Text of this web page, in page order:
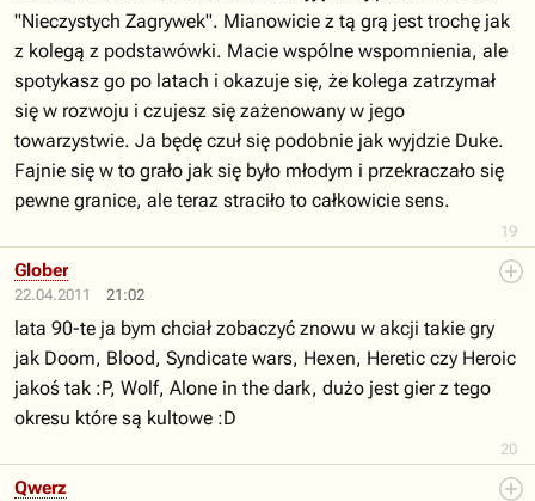
19
"Nieczystych Zagrywek". Mianowicie z tą grą jest trochę jak
z kolegą z podstawówki. Macie wspólne wspomnienia, ale
spotykasz go po latach i okazuje się, że kolega zatrzymał
się w rozwoju i czujesz się zażenowany w jego
towarzystwie. Ja będę czuł się podobnie jak wyjdzie Duke.
Fajnie się w to grało jak się było młodym i przekraczało się
pewne granice, ale teraz straciło to całkowicie sens.
22.04.2011 21:02
20
Glober
lata 90-te ja bym chciał zobaczyć znowu w akcji takie gry
jak Doom, Blood, Syndicate wars, Hexen, Heretic czy Heroic
jakoś tak :P, Wolf, Alone in the dark, dużo jest gier z tego
okresu które są kultowe :D
Qwerz